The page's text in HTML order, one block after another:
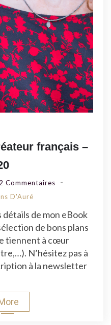
français –
2 Commentaires
Sur
Bijoux
De
Créateur
Français
–
D'Auré
détails de mon eBook
de bons plans
tiennent à cœur
N’hésitez pas à
à la newsletter